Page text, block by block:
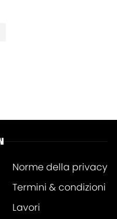
Norme della privacy
Termini & condizioni
Lavori